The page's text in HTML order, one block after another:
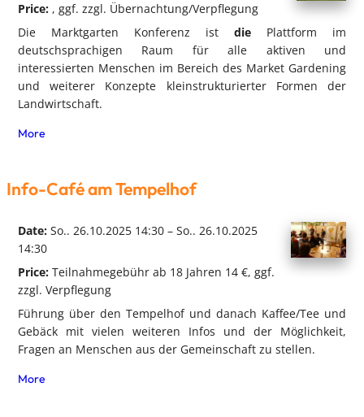
Price: , ggf. zzgl. Übernachtung/Verpflegung
Die Marktgarten Konferenz ist die Plattform im
deutschsprachigen Raum für alle aktiven und
interessierten Menschen im Bereich des Market Gardening
und weiterer Konzepte kleinstrukturierter Formen der
Landwirtschaft.
More
Info-Café am Tempelhof
Date:So.. 26.10.2025 14:30 – So.. 26.10.2025
14:30
Price:Teilnahmegebühr ab 18 Jahren 14 €, ggf.
zzgl. Verpflegung
Führung über den Tempelhof und danach Kaffee/Tee und
Gebäck mit vielen weiteren Infos und der Möglichkeit,
Fragen an Menschen aus der Gemeinschaft zu stellen.
More